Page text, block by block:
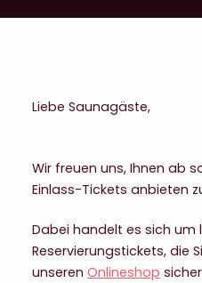
Liebe Saunagäste,
Wir freuen uns, Ihnen ab
Einlass-Tickets anbieten
Dabei handelt es sich um
Reservierungstickets, die
unseren Onlineshop